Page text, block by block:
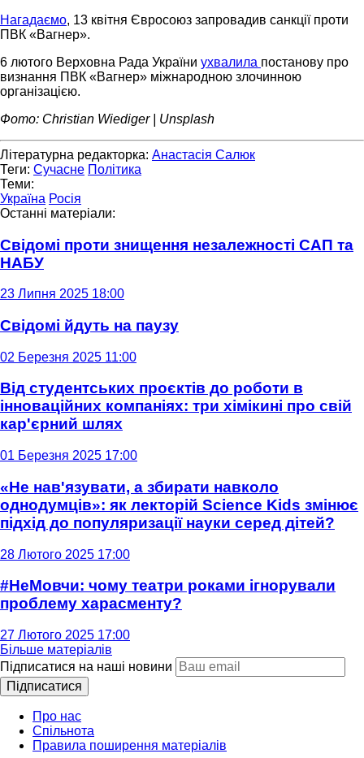
Нагадаємо, 13 квітня Євросоюз запровадив санкції проти
ПВК «Вагнер».
6 лютого Верховна Рада України ухвалила постанову про
визнання ПВК «Вагнер» міжнародною злочинною
організацією.
Фото: Christian Wiediger | Unsplash
Літературна редакторка: Анастасія Салюк
Теги: Сучасне Політика
Теми:
Україна Росія
Останні матеріали:
Свідомі проти знищення незалежності САП та
НАБУ
23 Липня 2025 18:00
Свідомі йдуть на паузу
02 Березня 2025 11:00
Від студентських проєктів до роботи в
інноваційних компаніях: три хімікині про свій
кар'єрний шлях
01 Березня 2025 17:00
«Не нав'язувати, а збирати навколо
однодумців»: як лекторій Science Kids змінює
підхід до популяризації науки серед дітей?
28 Лютого 2025 17:00
#НеМовчи: чому театри роками ігнорували
проблему харасменту?
27 Лютого 2025 17:00
Більше матеріалів
Підписатися на наші новини
Підписатися
Про нас
Спільнота
Правила поширення матеріалів